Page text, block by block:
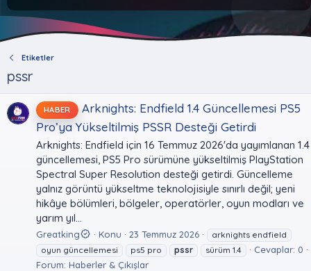
Etiketler
pssr
HABER
Arknights: Endfield 1.4 Güncellemesi PS5
Pro’ya Yükseltilmiş PSSR Desteği Getirdi
Arknights: Endfield için 16 Temmuz 2026'da yayımlanan 1.4
güncellemesi, PS5 Pro sürümüne yükseltilmiş PlayStation
Spectral Super Resolution desteği getirdi. Güncelleme
yalnız görüntü yükseltme teknolojisiyle sınırlı değil; yeni
hikâye bölümleri, bölgeler, operatörler, oyun modları ve
yarım yıl...
Greatking Konu 23 Temmuz 2026
arknights endfield
oyun güncellemesi
ps5 pro pssr sürüm 1.4
Cevaplar: 0
Forum: Haberler & Çıkışlar